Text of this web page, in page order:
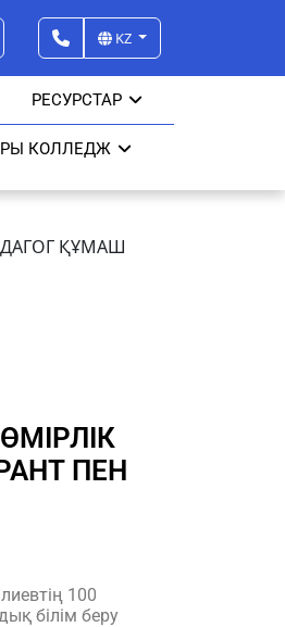
KZ
РЕСУРСТАР
КОЛЛЕДЖ
ҚҰМАШ
ПЕН
100
білім беру